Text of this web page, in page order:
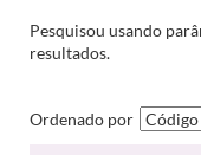
Pesquisou usando
resultados.
Ordenado por